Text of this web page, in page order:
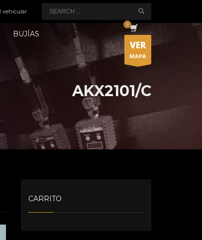
vehicular
BUJÍAS
VER
MAPA
AKX2101/C
CARRITO